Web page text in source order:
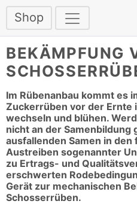
Shop
BEKÄMPFUNG
Im Rübenanbau kommt es
Zuckerrüben vor der Ernte
wechseln und blühen.
nicht an der Samenbildung
ausfallenden Samen in
Austreiben sogenannter
zu Ertrags- und
erschwerten
Gerät zur mechanischen
Schosserrüben.